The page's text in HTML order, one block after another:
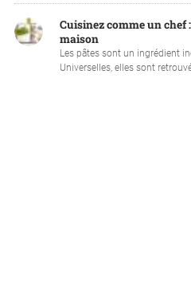
Cuisinez comme un chef
maison
Les pâtes sont un ingrédient
Universelles, elles sont